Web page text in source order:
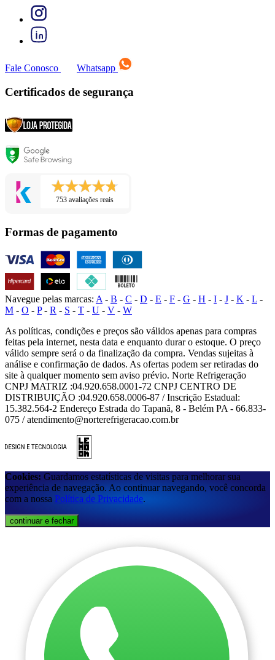
Fale Conosco Whatsapp
Certificados de segurança
753 avaliações reais
Formas de pagamento
Navegue pelas marcas: A - B - C - D - E - F - G - H - I - J - K - L -
M - O - P- R - S - T - U - V - W
As políticas, condições e preços são válidos apenas para compras
feitas pela internet, nesta data e enquanto durar o estoque. O preço
válido sempre será o da finalização da compra. Vendas sujeitas à
análise e confirmação de dados. As ofertas podem ser retiradas do
site à qualquer momento sem aviso prévio. Norte Refrigeração
CNPJ MATRIZ :04.920.658.0001-72 CNPJ CENTRO DE
DISTRIBUIÇÃO :04.920.658.0006-87 / Inscrição Estadual:
15.382.564-2 Endereço Estrada do Tapanã, 8 - Belém PA - 66.833-
075 / atendimento@norterefrigeracao.com.br
Cookies: Guardamos estatísticas de visitas para melhorar sua
experiência de navegação. Ao continuar navegando, você concorda
com a nossa Política de Privacidade.
continuar e fechar